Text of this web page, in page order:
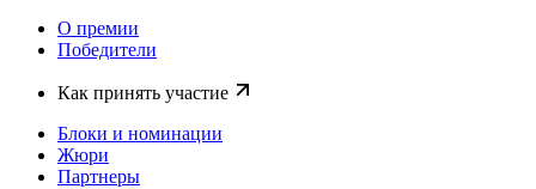
О премии
Победители
Как принять участие
Блоки и номинации
Жюри
Партнеры